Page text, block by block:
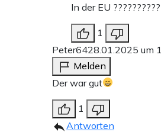
In der EU
1
Peter6428.01.2025 um
Melden
Der war gut
1
Antworten